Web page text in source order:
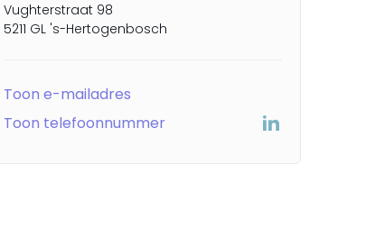
Vughterstraat 98
5211 GL 's-Hertogenbosch
Toon e-mailadres
Toon telefoonnummer